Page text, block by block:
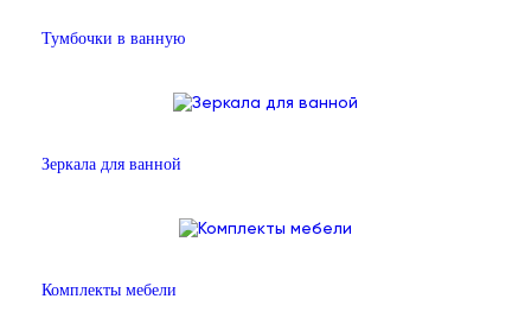
Тумбочки в ванную
Зеркала для ванной
Комплекты мебели